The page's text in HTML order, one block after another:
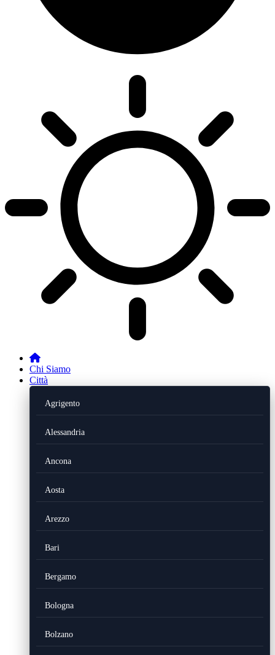
Chi Siamo
Città
Agrigento
Alessandria
Ancona
Aosta
Arezzo
Bari
Bergamo
Bologna
Bolzano